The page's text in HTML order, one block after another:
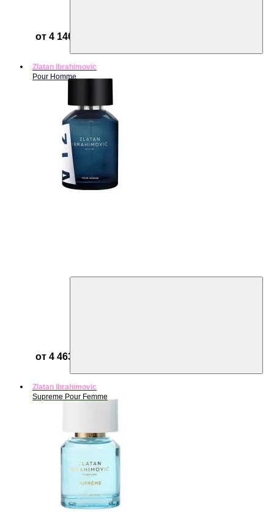
от 4 140 ₽
Zlatan Ibrahimovic
Pour Homme
от 4 463 ₽
Zlatan Ibrahimovic
Supreme Pour Femme